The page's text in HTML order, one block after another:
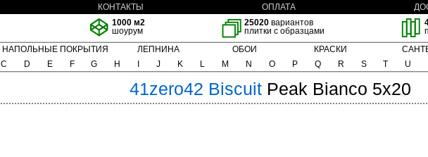
КОНТАКТЫ ОПЛАТА
1000 м2
шоурум
25020 вариантов
плитки с образцами
НАПОЛЬНЫЕ ПОКРЫТИЯ ЛЕПНИНА ОБОИ КРАСКИ
C D E F G H J K L M N O P Q R S T U
41zero42 Biscuit Peak Bianco 5x20